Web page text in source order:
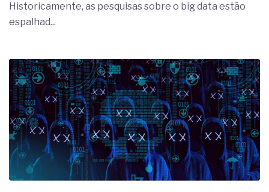
Historicamente, as pesquisas sobre o big data estão
espalhad...